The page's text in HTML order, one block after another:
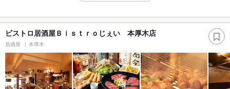
ビストロ居酒屋Ｂｉｓｔｒｏじぇい 本厚木店
居酒屋 本厚木